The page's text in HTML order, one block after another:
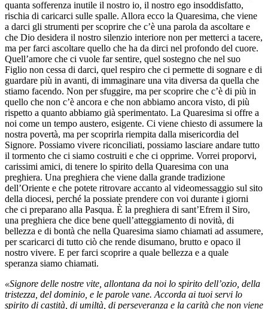
quanta sofferenza inutile il nostro io, il nostro ego insoddisfatto,
rischia di caricarci sulle spalle. Allora ecco la Quaresima, che viene
a darci gli strumenti per scoprire che c’è una parola da ascoltare e
che Dio desidera il nostro silenzio interiore non per metterci a tacere,
ma per farci ascoltare quello che ha da dirci nel profondo del cuore.
Quell’amore che ci vuole far sentire, quel sostegno che nel suo
Figlio non cessa di darci, quel respiro che ci permette di sognare e di
guardare più in avanti, di immaginare una vita diversa da quella che
stiamo facendo. Non per sfuggire, ma per scoprire che c’è di più in
quello che non c’è ancora e che non abbiamo ancora visto, di più
rispetto a quanto abbiamo già sperimentato. La Quaresima si offre a
noi come un tempo austero, esigente. Ci viene chiesto di assumere la
nostra povertà, ma per scoprirla riempita dalla misericordia del
Signore. Possiamo vivere riconciliati, possiamo lasciare andare tutto
il tormento che ci siamo costruiti e che ci opprime. Vorrei proporvi,
carissimi amici, di tenere lo spirito della Quaresima con una
preghiera. Una preghiera che viene dalla grande tradizione
dell’Oriente e che potete ritrovare accanto al videomessaggio sul sito
della diocesi, perché la possiate prendere con voi durante i giorni
che ci preparano alla Pasqua. È la preghiera di sant’Efrem il Siro,
una preghiera che dice bene quell’atteggiamento di novità, di
bellezza e di bontà che nella Quaresima siamo chiamati ad assumere,
per scaricarci di tutto ciò che rende disumano, brutto e opaco il
nostro vivere. E per farci scoprire a quale bellezza e a quale
speranza siamo chiamati.
«Signore delle nostre vite, allontana da noi lo spirito dell’ozio, della
tristezza, del dominio, e le parole vane. Accorda ai tuoi servi lo
spirito di castità, di umiltà, di perseveranza e la carità che non viene